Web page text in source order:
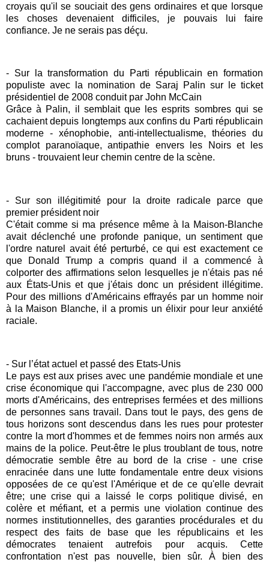
croyais qu'il se souciait des gens ordinaires et que lorsque
les choses devenaient difficiles, je pouvais lui faire
confiance. Je ne serais pas déçu.
- Sur la transformation du Parti républicain en formation
populiste avec la nomination de Saraj Palin sur le ticket
présidentiel de 2008 conduit par John McCain
Grâce à Palin, il semblait que les esprits sombres qui se
cachaient depuis longtemps aux confins du Parti républicain
moderne - xénophobie, anti-intellectualisme, théories du
complot paranoïaque, antipathie envers les Noirs et les
bruns - trouvaient leur chemin centre de la scène.
- Sur son illégitimité pour la droite radicale parce que
premier président noir
C'était comme si ma présence même à la Maison-Blanche
avait déclenché une profonde panique, un sentiment que
l'ordre naturel avait été perturbé, ce qui est exactement ce
que Donald Trump a compris quand il a commencé à
colporter des affirmations selon lesquelles je n'étais pas né
aux États-Unis et que j'étais donc un président illégitime.
Pour des millions d'Américains effrayés par un homme noir
à la Maison Blanche, il a promis un élixir pour leur anxiété
raciale.
- Sur l’état actuel et passé des Etats-Unis
Le pays est aux prises avec une pandémie mondiale et une
crise économique qui l'accompagne, avec plus de 230 000
morts d'Américains, des entreprises fermées et des millions
de personnes sans travail. Dans tout le pays, des gens de
tous horizons sont descendus dans les rues pour protester
contre la mort d'hommes et de femmes noirs non armés aux
mains de la police. Peut-être le plus troublant de tous, notre
démocratie semble être au bord de la crise - une crise
enracinée dans une lutte fondamentale entre deux visions
opposées de ce qu'est l'Amérique et de ce qu'elle devrait
être; une crise qui a laissé le corps politique divisé, en
colère et méfiant, et a permis une violation continue des
normes institutionnelles, des garanties procédurales et du
respect des faits de base que les républicains et les
démocrates tenaient autrefois pour acquis. Cette
confrontation n'est pas nouvelle, bien sûr. À bien des